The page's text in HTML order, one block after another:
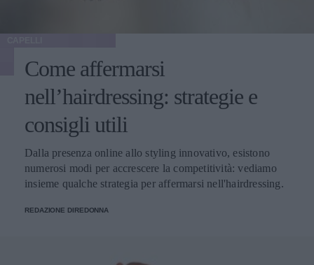
Come affermarsi
nell’hairdressing: strategie e
consigli utili
Dalla presenza online allo styling innovativo, esistono
numerosi modi per accrescere la competitività: vediamo
insieme qualche strategia per affermarsi nell'hairdressing.
REDAZIONE DIREDONNA